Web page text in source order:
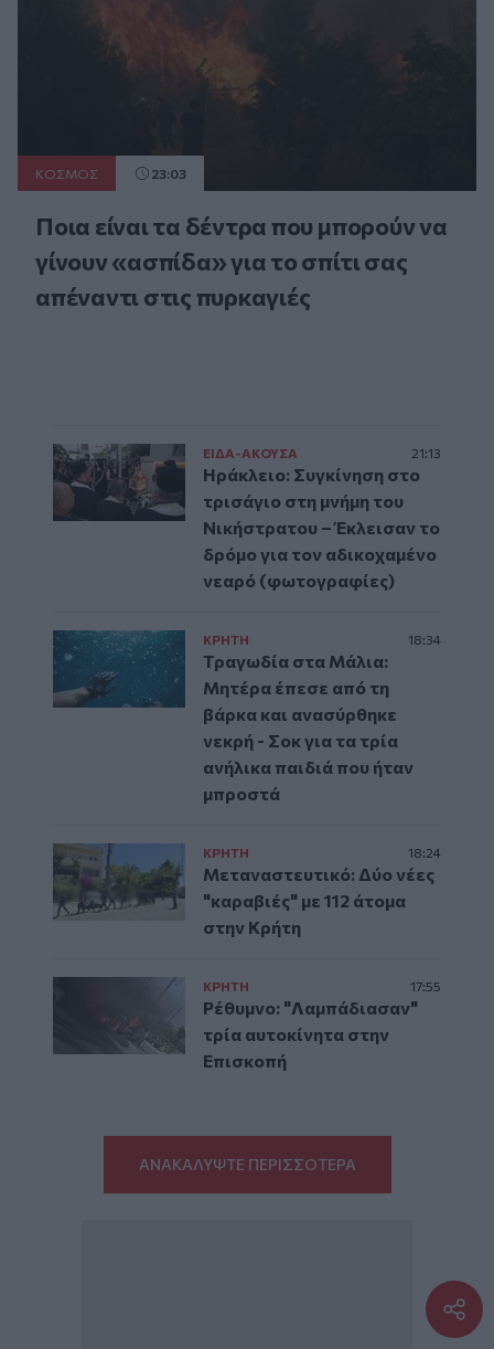
ΚΟΣΜΟΣ 23:03
Ποια είναι τα δέντρα που μπορούν να
γίνουν «ασπίδα» για το σπίτι σας
απέναντι στις πυρκαγιές
ΕΙΔΑ-ΑΚΟΥΣΑ 21:13
Ηράκλειο: Συγκίνηση στο
τρισάγιο στη μνήμη του
Νικήστρατου – Έκλεισαν το
δρόμο για τον αδικοχαμένο
νεαρό (φωτογραφίες)
ΚΡΗΤΗ 18:34
Τραγωδία στα Μάλια:
Μητέρα έπεσε από τη
βάρκα και ανασύρθηκε
νεκρή - Σοκ για τα τρία
ανήλικα παιδιά που ήταν
μπροστά
ΚΡΗΤΗ 18:24
Μεταναστευτικό: Δύο νέες
"καραβιές" με 112 άτομα
στην Κρήτη
ΚΡΗΤΗ 17:55
Ρέθυμνο: "Λαμπάδιασαν"
τρία αυτοκίνητα στην
Επισκοπή
ΑΝΑΚΑΛΥΨΤΕ ΠΕΡΙΣΣΟΤΕΡΑ